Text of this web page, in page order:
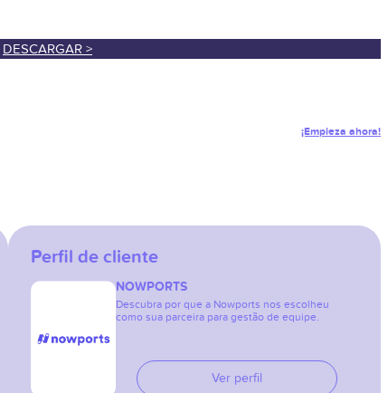
DESCARGAR >
¡Empieza ahora!
Perfil de cliente
NOWPORTS
Descubra por que a Nowports nos escolheu
como sua parceira para gestão de equipe.
Ver perfil